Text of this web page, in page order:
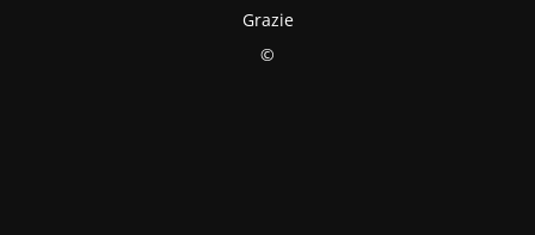
Grazie
©